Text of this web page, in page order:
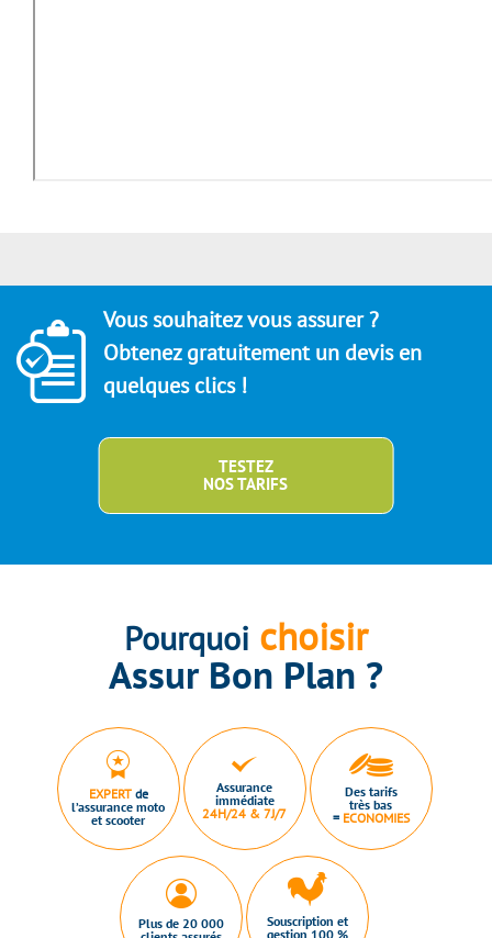
Vous souhaitez vous assurer ?
Obtenez gratuitement un devis en
quelques clics !
TESTEZ
NOS TARIFS
Pourquoi choisir
Assur Bon Plan ?
EXPERTde
l’assurance moto
et scooter
Assurance
immédiate
24H/24 & 7J/7
Des tarifs
très bas
= ECONOMIES
Plus de 20 000
Souscription et
gestion 100 %